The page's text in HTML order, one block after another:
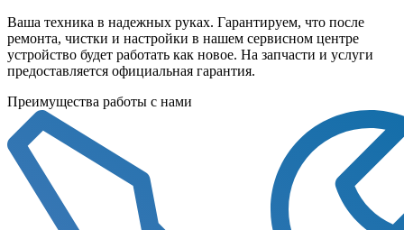
Ваша техника в надежных руках. Гарантируем, что после
ремонта, чистки и настройки в нашем сервисном центре
устройство будет работать как новое. На запчасти и услуги
предоставляется официальная гарантия.
Преимущества работы с нами